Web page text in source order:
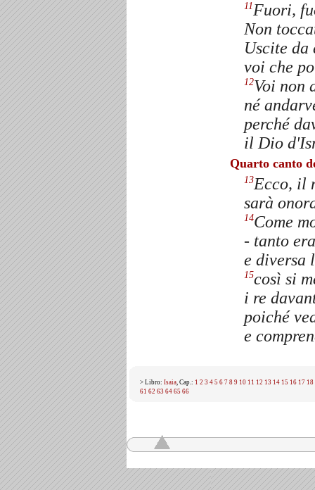
11 Fuori,
Non
Uscite da
voi che
12Voi non
né
perché
il Dio
Quarto canto
13Ecco, il
sarà
14Come
- tanto
e diversa
15così si
i re
poiché
e
> Libro: Isaia, Cap.: 1 2 3 4 5 6 7 8 9 10 11 12 13 14 15 16 17 18
61 62 63 64 65 66